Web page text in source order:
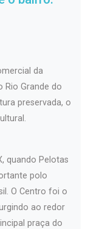
da
Rio Grande do
preservada, o
quando Pelotas
polo
O Centro foi o
ao redor
praça do